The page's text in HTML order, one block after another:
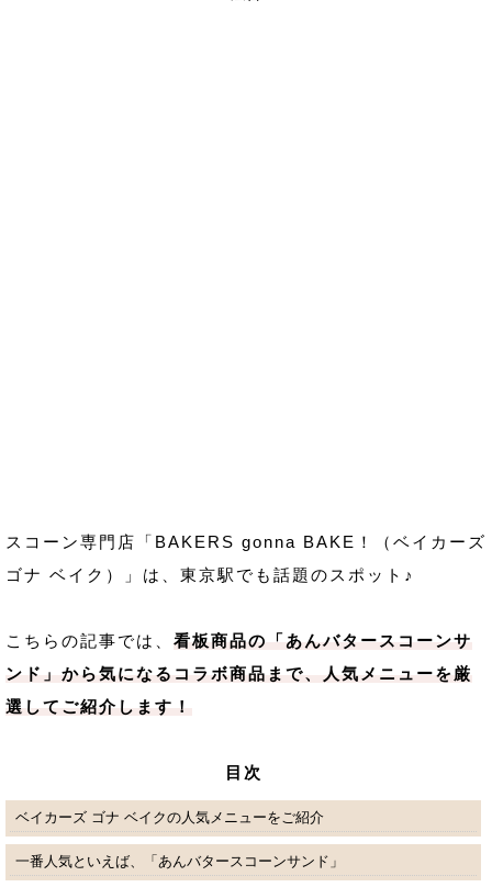
スコーン専門店「BAKERS gonna BAKE！（ベイカーズ
ゴナ ベイク）」は、東京駅でも話題のスポット♪
こちらの記事では、 看板商品の「あんバタースコーンサ
ンド」から気になるコラボ商品まで、人気メニューを厳
選してご紹介します！
目次
ベイカーズ ゴナ ベイクの人気メニューをご紹介
一番人気といえば、「あんバタースコーンサンド」